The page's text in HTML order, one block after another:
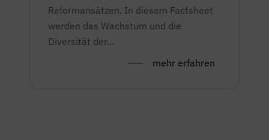
Reformansätzen. In diesem Factsheet
werden das Wachstum und die
Diversität der...
mehr erfahren